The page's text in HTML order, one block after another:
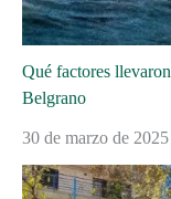
Qué factores
Belgrano
30 de marzo de 2025